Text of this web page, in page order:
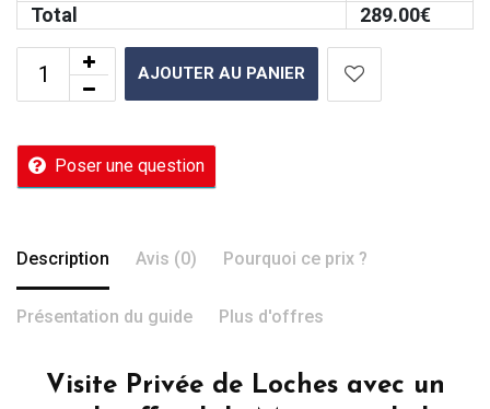
Total
289.00€
AJOUTER AU PANIER
Poser une question
Description Avis (0) Pourquoi ce prix ?
Présentation du guide Plus d'offres
Visite Privée de Loches avec un